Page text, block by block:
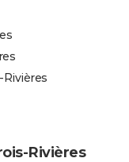
Rivières
Rivières